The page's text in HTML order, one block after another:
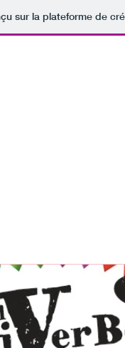
sur la plateforme de